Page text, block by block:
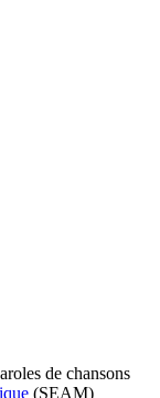
de chansons
(SEAM)